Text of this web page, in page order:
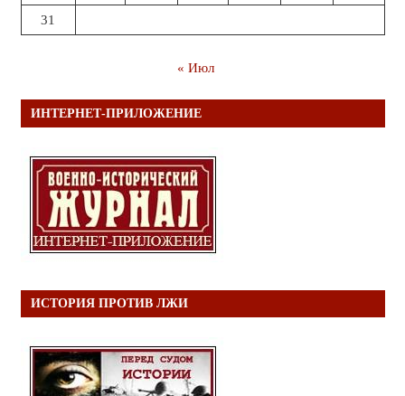
31
« Июл
ИНТЕРНЕТ-ПРИЛОЖЕНИЕ
ИСТОРИЯ ПРОТИВ ЛЖИ